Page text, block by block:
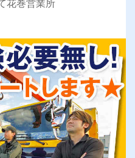
花巻営業所